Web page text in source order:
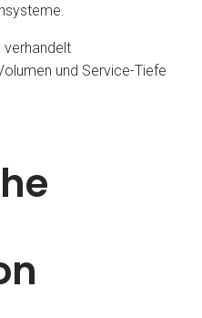
verhandelt
und Service-Tiefe